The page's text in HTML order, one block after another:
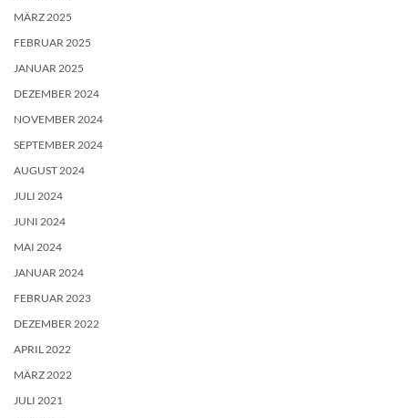
MÄRZ 2025
FEBRUAR 2025
JANUAR 2025
DEZEMBER 2024
NOVEMBER 2024
SEPTEMBER 2024
AUGUST 2024
JULI 2024
JUNI 2024
MAI 2024
JANUAR 2024
FEBRUAR 2023
DEZEMBER 2022
APRIL 2022
MÄRZ 2022
JULI 2021